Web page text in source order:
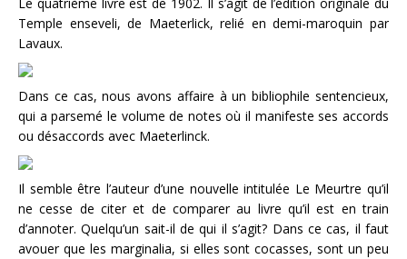
Temple enseveli, de Maeterlick, relié en demi-maroquin par
Lavaux.
Dans ce cas, nous avons affaire à un bibliophile sentencieux,
qui a parsemé le volume de notes où il manifeste ses accords
ou désaccords avec Maeterlinck.
Il semble être l’auteur d’une nouvelle intitulée Le Meurtre qu’il
ne cesse de citer et de comparer au livre qu’il est en train
d’annoter. Quelqu’un sait-il de qui il s’agit? Dans ce cas, il faut
avouer que les marginalia, si elles sont cocasses, sont un peu